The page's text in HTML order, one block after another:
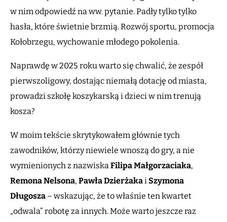
w nim odpowiedź na ww. pytanie. Padły tylko tylko
hasła, które świetnie brzmią. Rozwój sportu, promocja
Kołobrzegu, wychowanie młodego pokolenia.
Naprawdę w 2025 roku warto się chwalić, że zespół
pierwszoligowy, dostając niemałą dotację od miasta,
prowadzi szkołę koszykarską i dzieci w nim trenują
kosza?
W moim tekście skrytykowałem głównie tych
zawodników, którzy niewiele wnoszą do gry, a nie
wymienionych z nazwiskaFilipa Małgorzaciaka,
Remona Nelsona, Pawła Dzierżakai Szymona
Długosza – wskazując, że to właśnie ten kwartet
„odwala” robotę za innych. Może warto jeszcze raz